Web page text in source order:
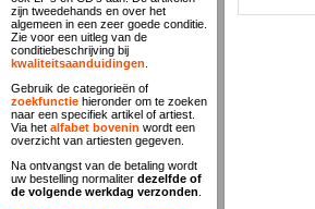
zijn tweedehands en over het
algemeen in een zeer goede conditie.
Zie voor een uitleg van de
conditiebeschrijving bij
kwaliteitsaanduidingen
Gebruik de categorieën of
zoekfunctie hieronder om te zoeken
naar een specifiek artikel of artiest.
Via het alfabet bovenin wordt een
overzicht van artiesten gegeven.
Na ontvangst van de betaling wordt
uw bestelling normaliter dezelfde of
de volgende werkdag verzonden